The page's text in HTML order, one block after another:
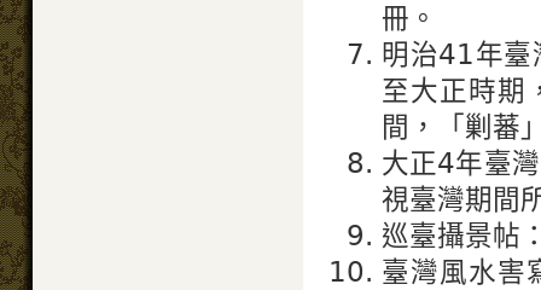
冊。
明治41年臺
至大正時期
間，「剿蕃
大正4年臺
視臺灣期間
巡臺攝景帖
臺灣風水害